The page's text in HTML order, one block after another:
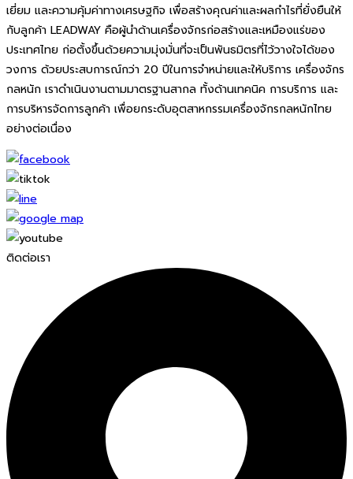
เยี่ยม และความคุ้มค่าทางเศรษฐกิจ เพื่อสร้างคุณค่าและผลกำไรที่ยั่งยืนให้
กับลูกค้า LEADWAY คือผู้นำด้านเครื่องจักรก่อสร้างและเหมืองแร่ของ
ประเทศไทย ก่อตั้งขึ้นด้วยความมุ่งมั่นที่จะเป็นพันธมิตรที่ไว้วางใจได้ของ
วงการ ด้วยประสบการณ์กว่า 20 ปีในการจำหน่ายและให้บริการ เครื่องจักร
กลหนัก เราดำเนินงานตามมาตรฐานสากล ทั้งด้านเทคนิค การบริการ และ
การบริหารจัดการลูกค้า เพื่อยกระดับอุตสาหกรรมเครื่องจักรกลหนักไทย
อย่างต่อเนื่อง
ติดต่อเรา